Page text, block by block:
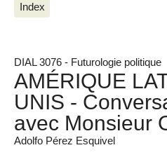
Index
DIAL 3076 - Futurologie politique
AMÉRIQUE
UNIS -
avec Monsieur
Adolfo Pérez Esquivel